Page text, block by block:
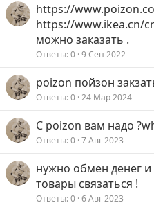
https://
https://www.ikea.cn/
можно заказать .
Ответы 0 9 Сен 2022
poizon пойзон
Ответы 0 24 Мар 2024
С poizon вам надо
Ответы 0 7 Авг 2023
нужно обмен денег и
товары связаться !
Ответы 0 6 Авг 2023